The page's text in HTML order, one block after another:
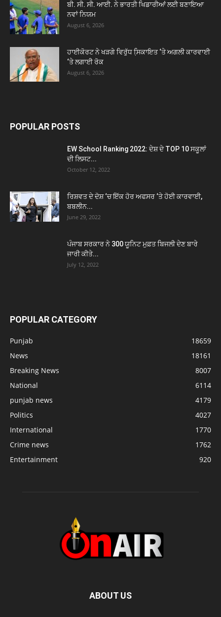
ਬੀ. ਸੀ. ਸੀ. ਆਈ. ਨੇ ਭਾਰਤੀ ਖਿਡਾਰੀਆਂ ਲਈ ਬਣਾਇਆ
ਨਵਾਂ ਨਿਯਮ
August 6, 2026
ਹਾਈਕੋਰਟ ਨੇ ਖੜਗੇ ਵਿਰੁੱਧ ਸਿ਼ਕਾਇਤ ‘ਤੇ ਅਗਲੀ ਕਾਰਵਾਈ
‘ਤੇ ਲਗਾਈ ਰੋਕ
August 6, 2026
POPULAR POSTS
EW School Ranking 2022: ਦੇਸ਼ ਦੇ TOP 10 ਸਕੂਲਾਂ
ਦੀ ਲਿਸਟ...
October 12, 2022
ਰਿਸ਼ਵਤ ਦੇ ਦੋਸ਼ ‘ਚ ਇੱਕ ਹੋਰ ਅਫਸਰ ‘ਤੇ ਹੋਈ ਕਾਰਵਾਈ,
ਬਬਲੀਨ...
June 29, 2022
ਪੰਜਾਬ ਸਰਕਾਰ ਨੇ 300 ਯੂਨਿਟ ਮੁਫ਼ਤ ਬਿਜਲੀ ਦੇਣ ਬਾਰੇ
ਜਾਰੀ ਕੀਤੇ...
July 12, 2022
POPULAR CATEGORY
Punjab
18659
News
18161
Breaking News
8007
National
6114
punjab news
4179
Politics
4027
International
1770
Crime news
1762
Entertainment
920
ABOUT US